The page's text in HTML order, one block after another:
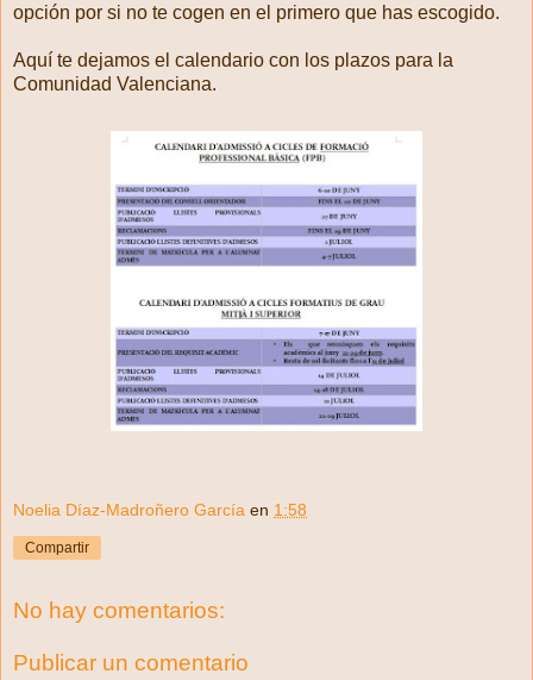
opción por si no te cogen en el primero que has escogido.
Aquí te dejamos el calendario con los plazos para la
Comunidad Valenciana.
Noelia Díaz-Madroñero García en 1:58
Compartir
No hay comentarios:
Publicar un comentario